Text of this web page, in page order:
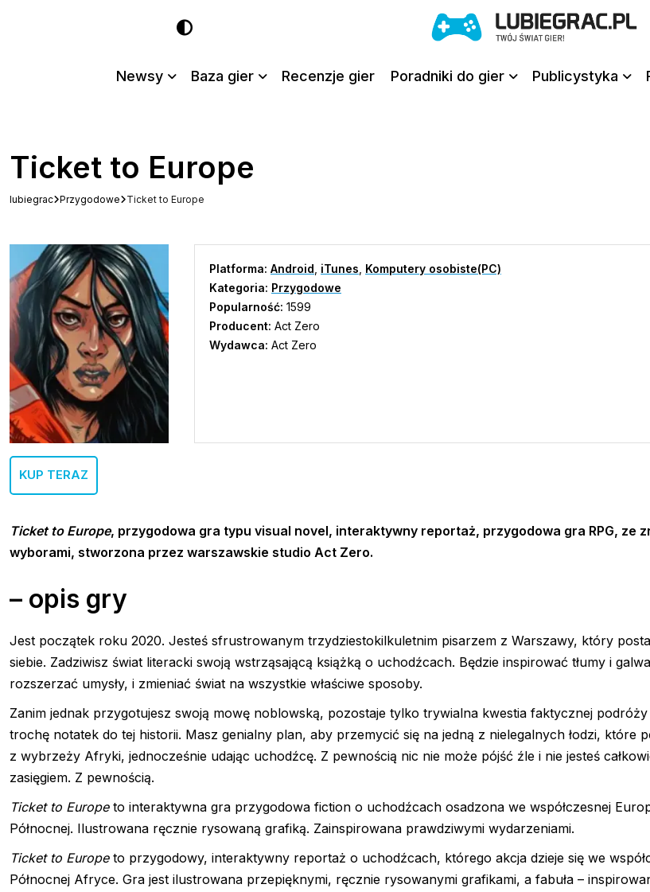
Newsy Baza gier Recenzje gier Poradniki do gier Publicystyka
Ticket to Europe
lubiegrac Przygodowe Ticket to Europe
Platforma: Android iTunes Komputery osobiste(PC)
Kategoria: Przygodowe
Popularność: 1599
Producent: Act Zero
Wydawca: Act Zero
KUP TERAZ
Ticket to Europe, przygodowa gra typu visual novel, interaktywny reportaż, przygodowa gra RPG, ze
wyborami, stworzona przez warszawskie studio Act Zero.
– opis gry
Jest początek roku 2020. Jesteś sfrustrowanym trzydziestokilkuletnim pisarzem z Warszawy, który
siebie. Zadziwisz świat literacki swoją wstrząsającą książką o uchodźcach. Będzie inspirować tłumy i
rozszerzać umysły, i zmieniać świat na wszystkie właściwe sposoby.
Zanim jednak przygotujesz swoją mowę noblowską, pozostaje tylko trywialna kwestia faktycznej
trochę notatek do tej historii. Masz genialny plan, aby przemycić się na jedną z nielegalnych łodzi, które
z wybrzeży Afryki, jednocześnie udając uchodźcę. Z pewnością nic nie może pójść źle i nie jesteś
zasięgiem. Z pewnością.
Ticket to Europeto interaktywna gra przygodowa fiction o uchodźcach osadzona we współczesnej
Północnej. Ilustrowana ręcznie rysowaną grafiką. Zainspirowana prawdziwymi wydarzeniami.
Ticket to Europeto przygodowy, interaktywny reportaż o uchodźcach, którego akcja dzieje się we
Północnej Afryce. Gra jest ilustrowana przepięknymi, ręcznie rysowanymi grafikami, a fabuła –